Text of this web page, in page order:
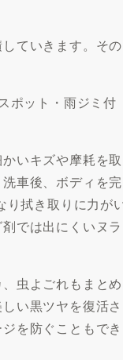
ていきます。その
ポット・雨ジミ付
いキズや摩耗を取
車後、ボディを完
り拭き取りに力が
では出にくいヌラ
虫よごれもまとめ
い黒ツヤを復活さ
を防ぐこともでき